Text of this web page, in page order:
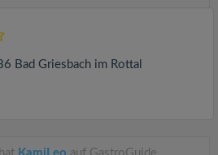
Bad Griesbach im Rottal